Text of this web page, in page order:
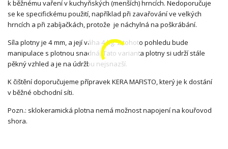
k běžnému vaření v kuchyňských (menších) hrncích. Nedoporučuje
se ke specifickému použití, například při zavařování ve velkých
hrncích a při zabíjačkách, protože je náchylná na poškrábání.
Síla plotny je 4 mm, a její váha 4 kg. Z tohoto pohledu bude
manipulace s plotnou snadná. Tato varianta plotny si udrží stále
pěkný vzhled a je na údržbu nejsnazší.
K čištění doporučujeme přípravek KERA MAFISTO, který je k dostání
v běžné obchodní síti.
Pozn.: sklokeramická plotna nemá možnost napojení na kouřovod
shora.